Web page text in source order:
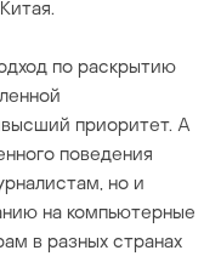
по раскрытию
приоритет. А
поведения
но и
на компьютерные
в разных странах